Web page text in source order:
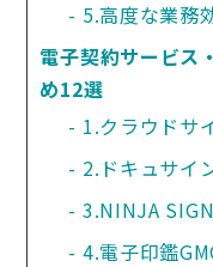
5.高度な業務
電子契約サービス
め12選
1.クラウドサ
2.ドキュサイ
3.NINJA
4.電子印鑑